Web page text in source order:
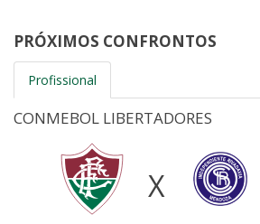
PRÓXIMOS CONFRONTOS
Profissional
CONMEBOL LIBERTADORES
X